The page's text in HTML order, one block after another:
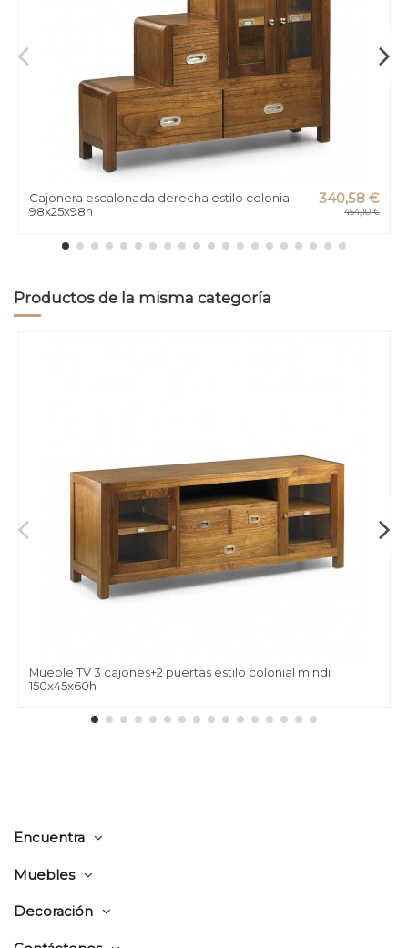
Cajonera escalonada derecha estilo colonial
98x25x98h
340,58 €
454,10 €
Productos de la misma categoría
Mueble TV 3 cajones+2 puertas estilo colonial mindi
150x45x60h
Encuentra
Muebles
Decoración